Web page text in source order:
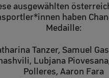
ausgewählten
haben
Medaille:
Tanzer, Samuel
Lubjana
Polleres, Aaron Fara